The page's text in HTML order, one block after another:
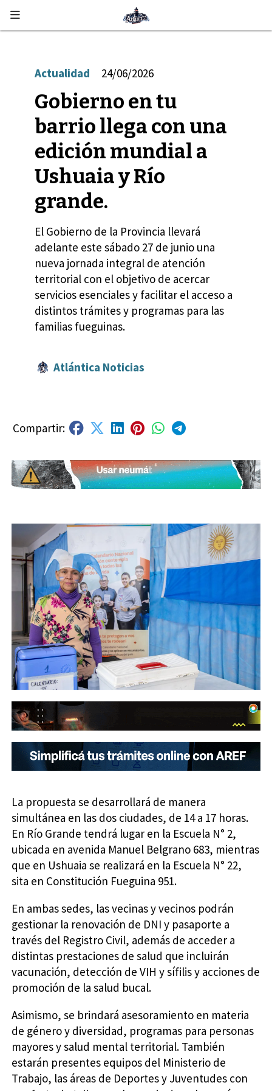
Gobierno en tu
barrio llega con una
edición mundial a
Ushuaia y Río
grande.
El Gobierno de la Provincia llevará
adelante este sábado 27 de junio una
nueva jornada integral de atención
territorial con el objetivo de acercar
servicios esenciales y facilitar el acceso a
distintos trámites y programas para las
familias fueguinas.
Actualidad 24/06/2026
Atlántica Noticias
La propuesta se desarrollará de manera
simultánea en las dos ciudades, de 14 a 17 horas.
En Río Grande tendrá lugar en la Escuela N° 2,
ubicada en avenida Manuel Belgrano 683, mientras
que en Ushuaia se realizará en la Escuela N° 22,
sita en Constitución Fueguina 951.
En ambas sedes, las vecinas y vecinos podrán
gestionar la renovación de DNI y pasaporte a
través del Registro Civil, además de acceder a
distintas prestaciones de salud que incluirán
vacunación, detección de VIH y sífilis y acciones de
promoción de la salud bucal.
Asimismo, se brindará asesoramiento en materia
de género y diversidad, programas para personas
mayores y salud mental territorial. También
estarán presentes equipos del Ministerio de
Trabajo, las áreas de Deportes y Juventudes con